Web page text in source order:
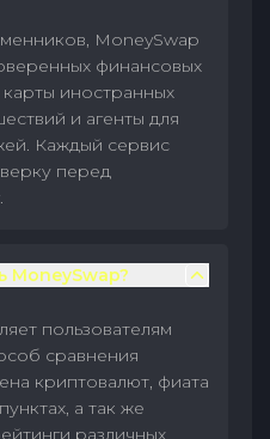
MoneySwap
финансовых
иностранных
и агенты для
Каждый сервис
перед
MoneySwap?
пользователям
сравнения
криптовалют, фиата
а так же
различных